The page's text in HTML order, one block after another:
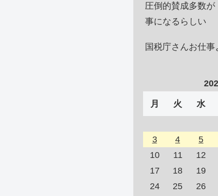
圧倒的賛成多数が
事になるらしい
国税庁さんお仕
月 火 水
3
4 5
10
11 12
17
18 19
24
25 26